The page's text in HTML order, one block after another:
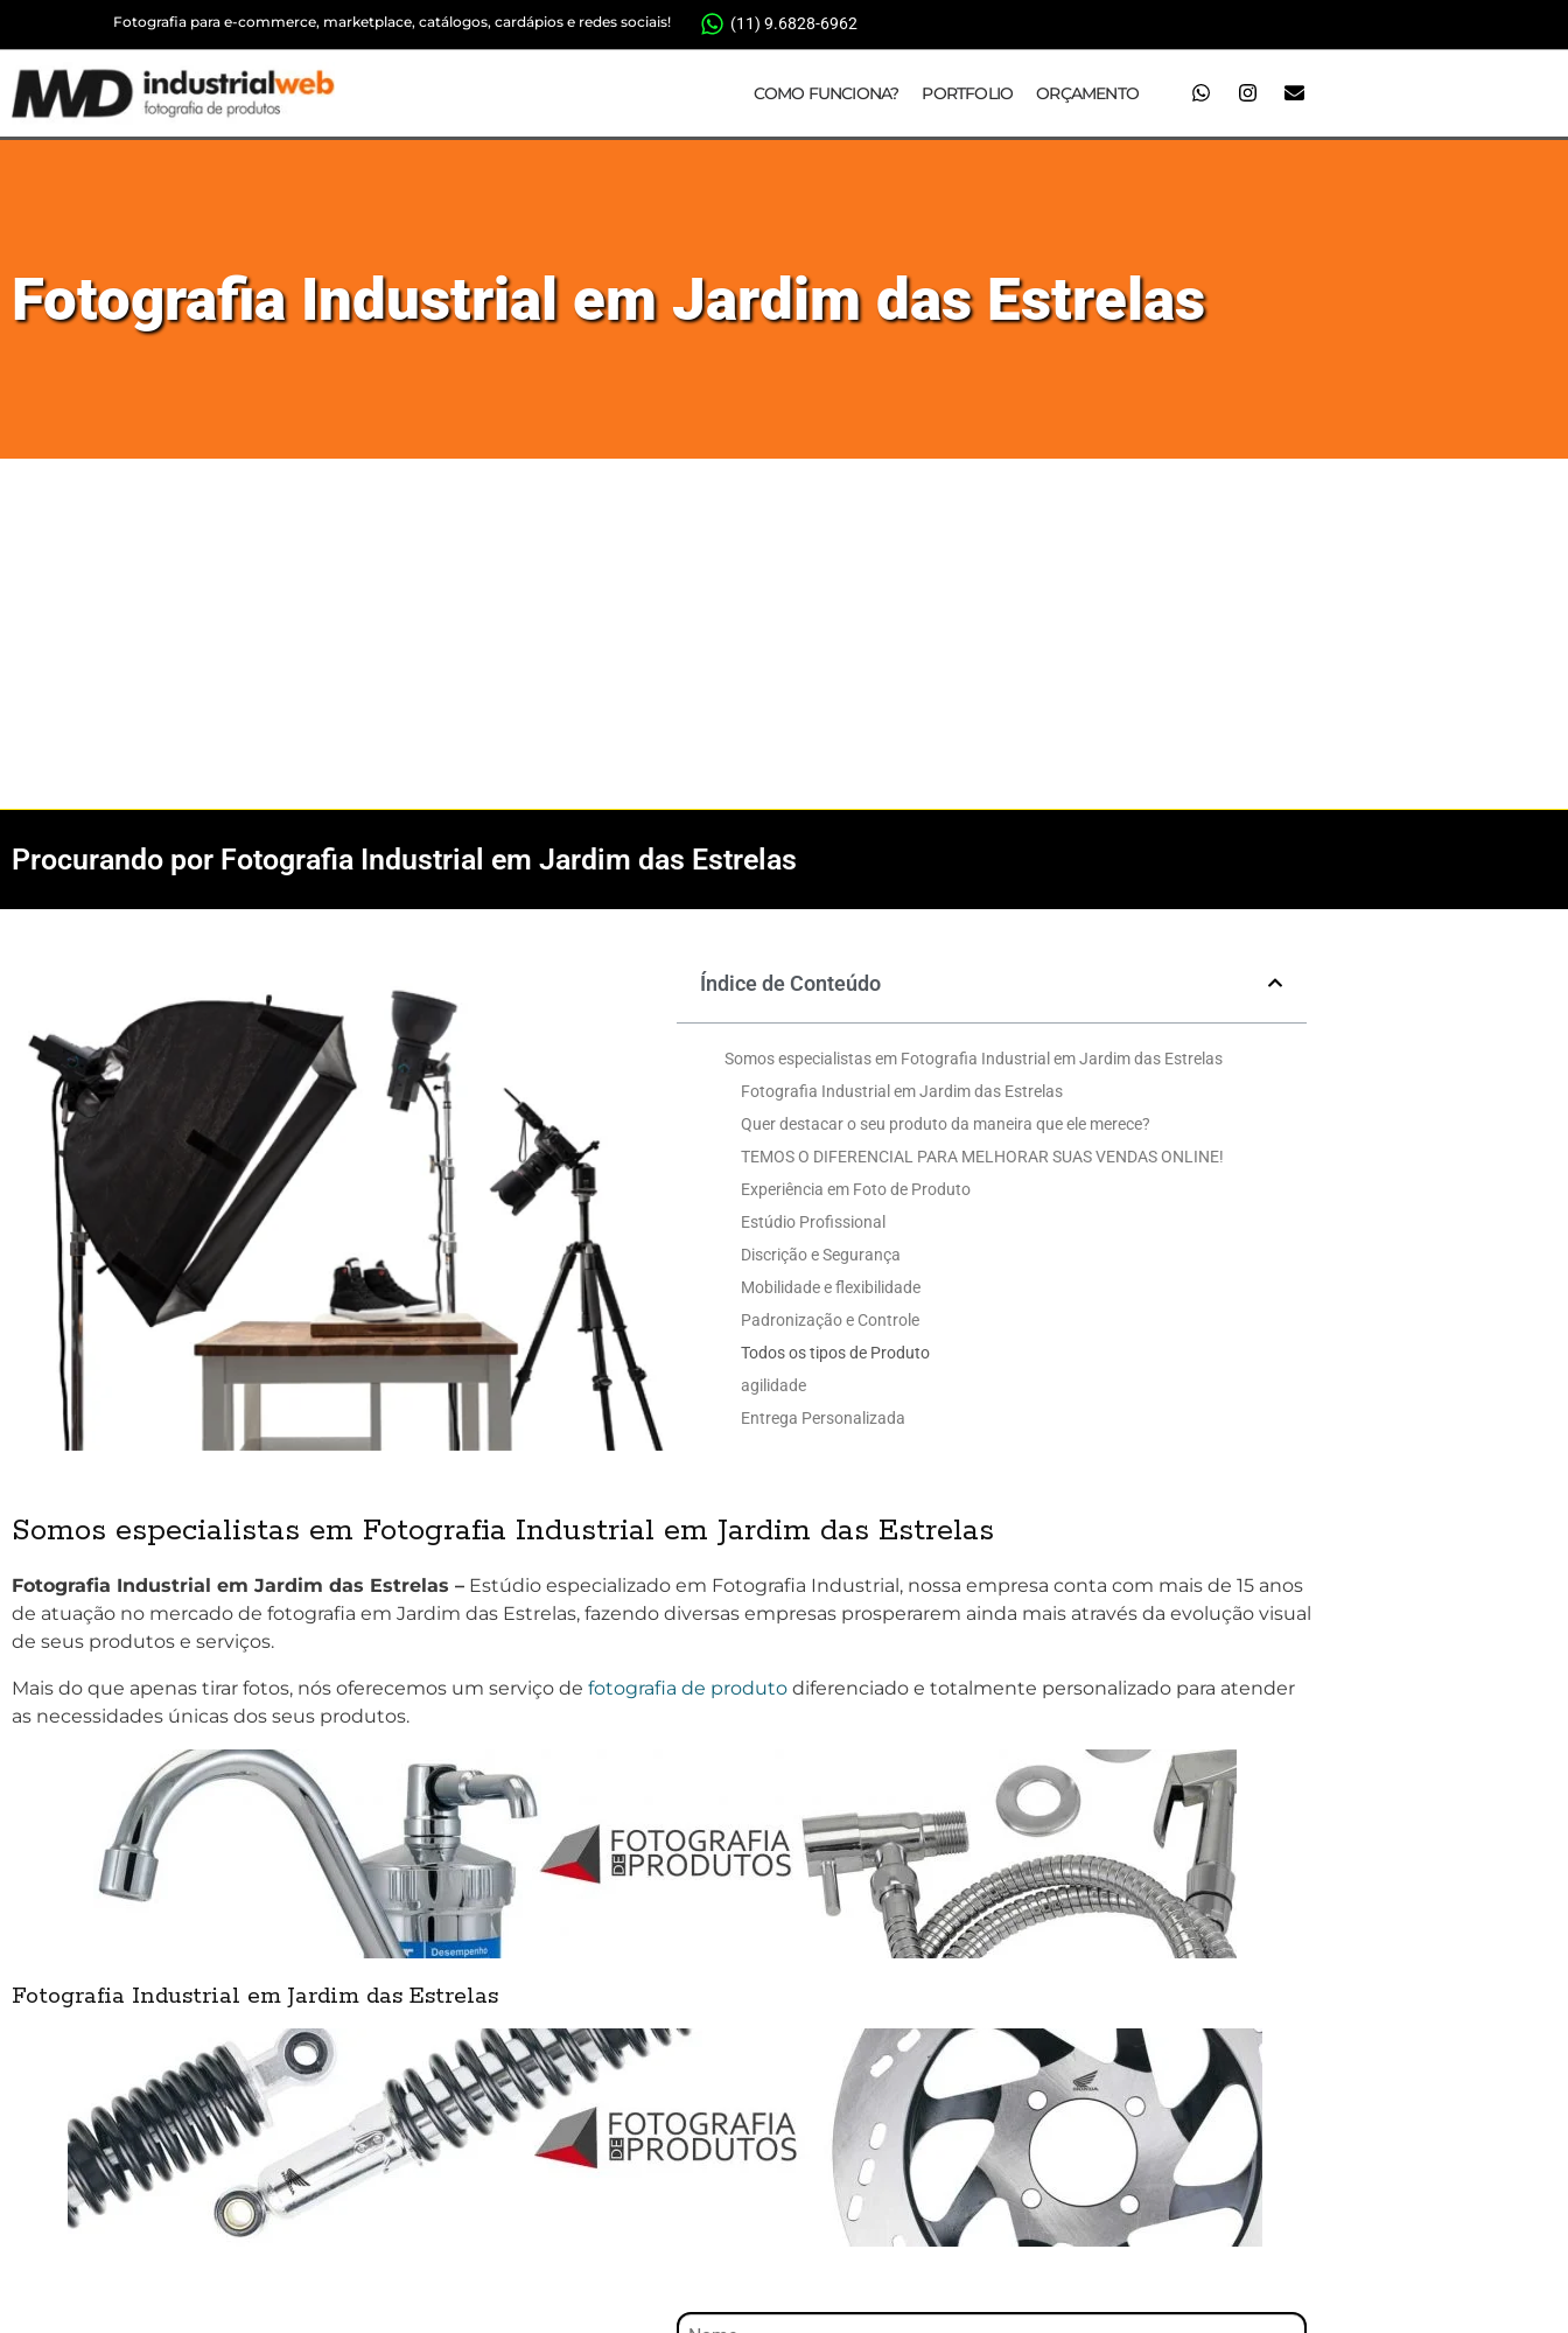
Fotografia para e-commerce, marketplace, catálogos, cardápios e redes sociais! (11) 9.6828-6962
COMO FUNCIONA? PORTFOLIO ORÇAMENTO
Fotografia Industrial em Jardim das Estrelas
Procurando por Fotografia Industrial em Jardim das Estrelas
Índice de Conteúdo
Somos especialistas em Fotografia Industrial em Jardim das Estrelas
Fotografia Industrial em Jardim das Estrelas
Quer destacar o seu produto da maneira que ele merece?
TEMOS O DIFERENCIAL PARA MELHORAR SUAS VENDAS ONLINE!
Experiência em Foto de Produto
Estúdio Profissional
Discrição e Segurança
Mobilidade e flexibilidade
Padronização e Controle
Todos os tipos de Produto
agilidade
Entrega Personalizada
Somos especialistas em Fotografia Industrial em Jardim das Estrelas
Fotografia Industrial em Jardim das Estrelas – Estúdio especializado em Fotografia Industrial, nossa empresa conta com mais de 15 anos
de atuação no mercado de fotografia em Jardim das Estrelas, fazendo diversas empresas prosperarem ainda mais através da evolução visual
de seus produtos e serviços.
Mais do que apenas tirar fotos, nós oferecemos um serviço de fotografia de produto diferenciado e totalmente personalizado para atender
as necessidades únicas dos seus produtos.
Fotografia Industrial em Jardim das Estrelas